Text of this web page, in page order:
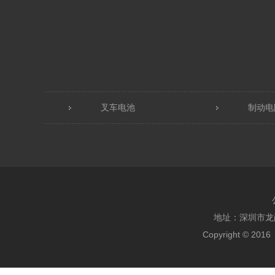
叉车电池 制动
地址：深圳市
Copyright © 2016